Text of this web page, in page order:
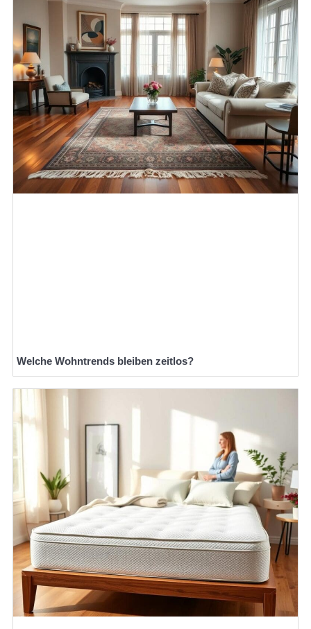
Welche Wohntrends bleiben zeitlos?